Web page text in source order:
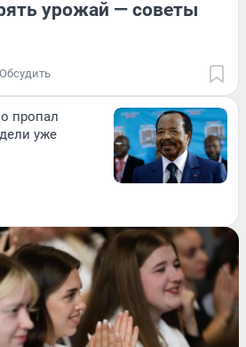
урожай — советы
Обсудить
пропал
уже